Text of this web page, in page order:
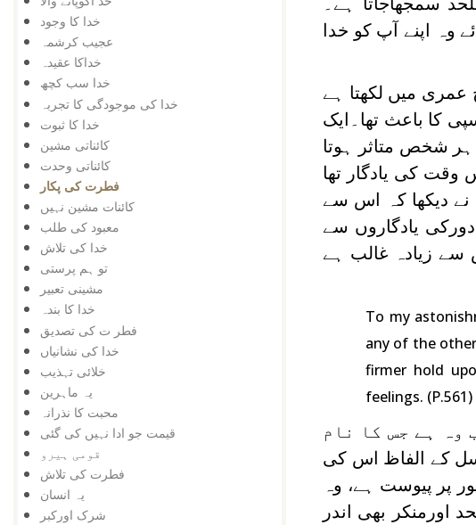
خدا کا وجود
عجیب کرشمہ
خداکا عقیدہ
خدا سب کچھ
خدا کی موجودگی کا تجربہ
خدا کا ثبوت
کائناتی مشین
کائناتی وحدت
فطرت کی پکار
کائنات مشین نہیں
معبود کی طلب
خدا کی تلاش
تو ہم پرستی
مشینی تعبیر
خدا کا بندہ
فطر ت کی تصدیق
خدا کی نشانیاں
خلائی تہذیب
یہ ماہرین
محبت کا نذرانہ
قیمت جو ادا نہیں کی گئی
قومی ہیرو
فطرت کی تلاش
یہ انسان
شرک اورکبر
وہ اپنے آپ کو خدا
عمری میں لکھتا ہے
کا باعث تھا۔ایک
ہر شخص متاثر ہوتا
وقت کی یادگار تھا
دیکھا کہ اس سے
یادگاروں سے
سے زیادہ غالب ہے
To my
any of the
firmer hold
feelings.
وہ ہے جس کا نام
کے الفاظ اس کی
پر پیوست ہے، وہ
اورمنکر بھی اندر